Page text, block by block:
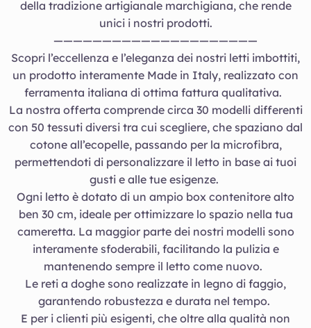
della tradizione artigianale marchigiana, che rende
unici i nostri prodotti.
—————————————————————
Scopri l’eccellenza e l’eleganza dei nostri letti imbottiti,
un prodotto interamente Made in Italy, realizzato con
ferramenta italiana di ottima fattura qualitativa.
La nostra offerta comprende circa 30 modelli differenti
con 50 tessuti diversi tra cui scegliere, che spaziano dal
cotone all’ecopelle, passando per la microfibra,
permettendoti di personalizzare il letto in base ai tuoi
gusti e alle tue esigenze.
Ogni letto è dotato di un ampio box contenitore alto
ben 30 cm, ideale per ottimizzare lo spazio nella tua
cameretta. La maggior parte dei nostri modelli sono
interamente sfoderabili, facilitando la pulizia e
mantenendo sempre il letto come nuovo.
Le reti a doghe sono realizzate in legno di faggio,
garantendo robustezza e durata nel tempo.
E per i clienti più esigenti, che oltre alla qualità non